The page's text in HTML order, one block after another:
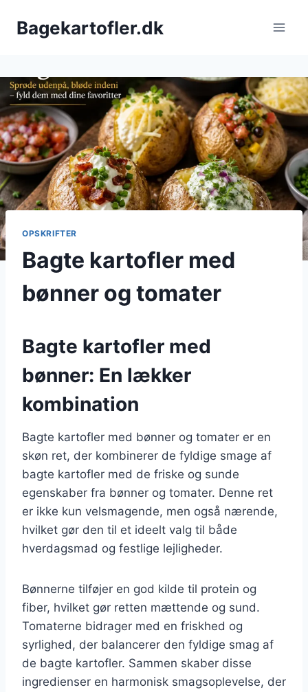
Bagekartofler.dk
OPSKRIFTER
Bagte kartofler med
bønner og tomater
Bagte kartofler med
bønner: En lækker
kombination
Bagte kartofler med bønner og tomater er en
skøn ret, der kombinerer de fyldige smage af
bagte kartofler med de friske og sunde
egenskaber fra bønner og tomater. Denne ret
er ikke kun velsmagende, men også nærende,
hvilket gør den til et ideelt valg til både
hverdagsmad og festlige lejligheder.
Bønnerne tilføjer en god kilde til protein og
fiber, hvilket gør retten mættende og sund.
Tomaterne bidrager med en friskhed og
syrlighed, der balancerer den fyldige smag af
de bagte kartofler. Sammen skaber disse
ingredienser en harmonisk smagsoplevelse, der